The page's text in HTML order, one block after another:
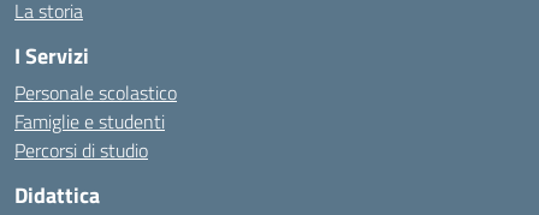
La storia
I Servizi
Personale scolastico
Famiglie e studenti
Percorsi di studio
Didattica